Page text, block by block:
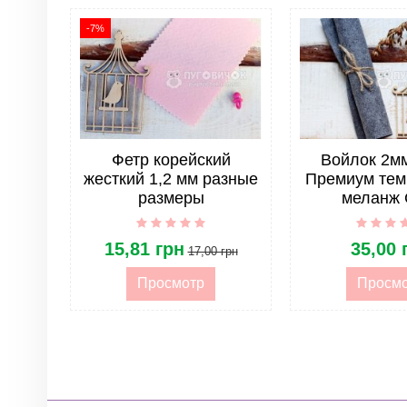
Форма
Страна
Жесткость фетра
Опт
Фетр/Войлок. Размер
Фетр/Войлок. Оптовая продажа
-7%
Фетр корейский
жесткий 1,2 мм разные
размеры
15,81 грн 17,00 грн
Просмотр
Войлок
Премиум
меланж
35,00